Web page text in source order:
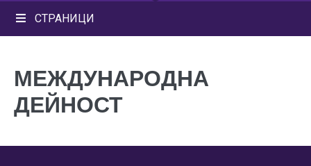
СТРАНИЦИ
МЕЖДУНАРОДНА
ДЕЙНОСТ